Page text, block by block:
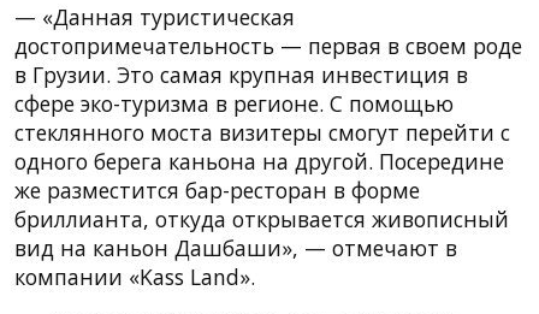
— «Данная туристическая
достопримечательность — первая в своем роде
в Грузии. Это самая крупная инвестиция в
сфере эко-туризма в регионе. С помощью
стеклянного моста визитеры смогут перейти с
одного берега каньона на другой. Посередине
же разместится бар-ресторан в форме
бриллианта, откуда открывается живописный
вид на каньон Дашбаши», — отмечают в
компании «Kass Land».